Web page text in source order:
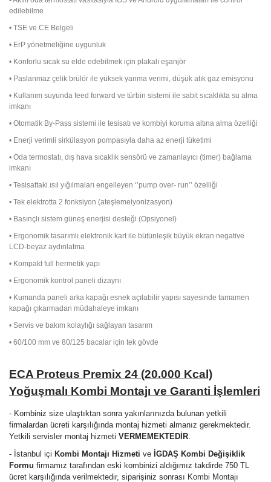
edilebilme
• TSE ve CE Belgeli
• ErP yönetmeliğine uygunluk
• Konforlu sıcak su elde edebilmek için plakalı eşanjör
• Paslanmaz çelik brülör ile yüksek yanma verimi, düşük atık gaz emisyonu
• Kullanım suyunda feed forward ve türbin sistemi ile sabit sıcaklıkta su alma
imkanı
• Otomatik By-Pass sistemi ile tesisatı ve kombiyi koruma altına alma özelliği
• Enerji verimli sirkülasyon pompasıyla daha az enerji tüketimi
• Oda termostatı, dış hava sıcaklık sensörü ve zamanlayıcı (timer) bağlama
imkanı
• Tesisattaki ısıl yığılmaları engelleyen ‘’pump over- run’’ özelliği
• Tek elektrotta 2 fonksiyon (ateşlemeiyonizasyon)
• Basınçlı sistem güneş enerjisi desteği (Opsiyonel)
• Ergonomik tasarımlı elektronik kart ile bütünleşik büyük ekran negative
LCD-beyaz aydınlatma
• Kompakt full hermetik yapı
• Ergonomik kontrol paneli dizaynı
• Kumanda paneli arka kapağı esnek açılabilir yapısı sayesinde tamamen
kapağı çıkarmadan müdahaleye imkanı
• Servis ve bakım kolaylığı sağlayan tasarım
• 60/100 mm ve 80/125 bacalar için tek gövde
ECA Proteus Premix 24 (20.000 Kcal)
Yoğuşmalı Kombi Montajı ve Garanti İşlemleri
- Kombiniz size ulaştıktan sonra yakınlarınızda bulunan yetkili
firmalardan ücreti karşılığında montaj hizmeti almanız gerekmektedir.
Yetkili servisler montaj hizmeti VERMEMEKTEDİR.
- İstanbul içi Kombi Montajı Hizmeti ve İGDAŞ Kombi Değişiklik
Formu firmamız tarafından eski kombinizi aldığımız takdirde 750 TL
ücret karşılığında verilmektedir, siparişiniz sonrası Kombi Montajı